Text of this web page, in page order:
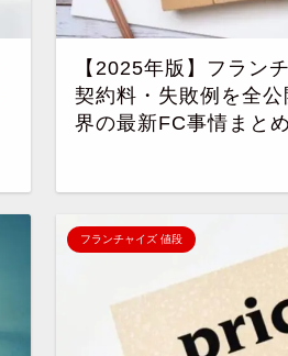
【2025年版】フラン
契約料・失敗例を全
界の最新FC事情まとめ
フランチャイズ 値段